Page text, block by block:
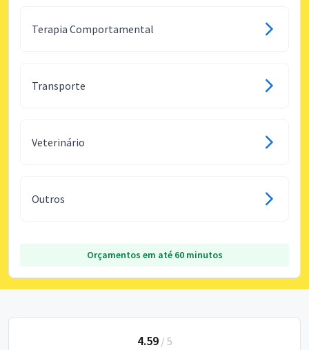
Terapia Comportamental
Transporte
Veterinário
Outros
Orçamentos em até 60 minutos
4.59/ 5